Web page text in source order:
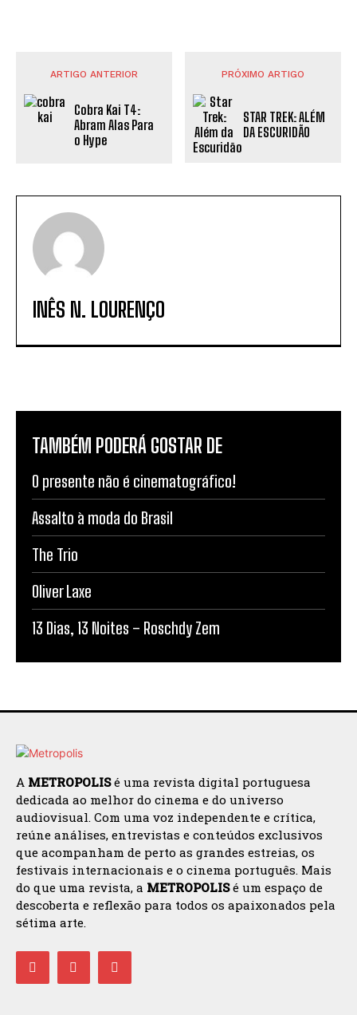
ARTIGO ANTERIOR
Cobra Kai T4:
Abram Alas Para
o Hype
PRÓXIMO ARTIGO
STAR TREK: ALÉM
DA ESCURIDÃO
INÊS N. LOURENÇO
TAMBÉM PODERÁ GOSTAR DE
O presente não é cinematográfico!
Assalto à moda do Brasil
The Trio
Oliver Laxe
13 Dias, 13 Noites – Roschdy Zem
A METROPOLISé uma revista digital portuguesa
dedicada ao melhor do cinema e do universo
audiovisual. Com uma voz independente e crítica,
reúne análises, entrevistas e conteúdos exclusivos
que acompanham de perto as grandes estreias, os
festivais internacionais e o cinema português. Mais
do que uma revista, a METROPOLISé um espaço de
descoberta e reflexão para todos os apaixonados pela
sétima arte.